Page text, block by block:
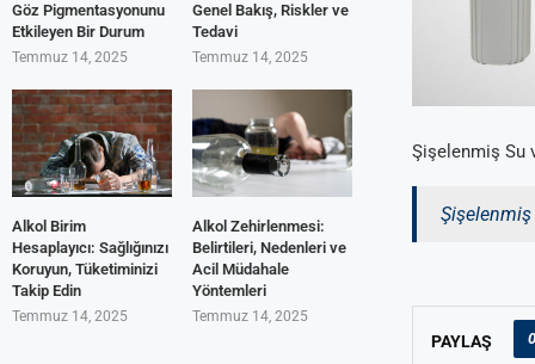
Şişelenmiş Su
Şişelenmiş
PAYLAŞ 0
Göz Pigmentasyonunu
Etkileyen Bir Durum
Temmuz 14, 2025
Genel Bakış, Riskler ve
Tedavi
Temmuz 14, 2025
Alkol Birim
Hesaplayıcı: Sağlığınızı
Koruyun, Tüketiminizi
Takip Edin
Temmuz 14, 2025
Alkol Zehirlenmesi:
Belirtileri, Nedenleri ve
Acil Müdahale
Yöntemleri
Temmuz 14, 2025